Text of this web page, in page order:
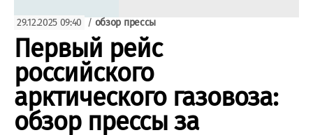
Образование
Яхты и катера
Еще
Судостроение
Пульс
Новости
Компании
Торговая площадка
Продажа флота
Оборудование
29.12.2025 09:40 / обзор прессы
Первый рейс
российского
арктического газовоза:
обзор прессы за